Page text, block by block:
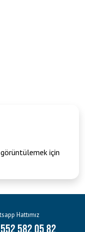
için
Hattımız